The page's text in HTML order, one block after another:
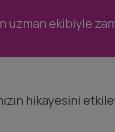
uzman ekibiyle
hikayesini